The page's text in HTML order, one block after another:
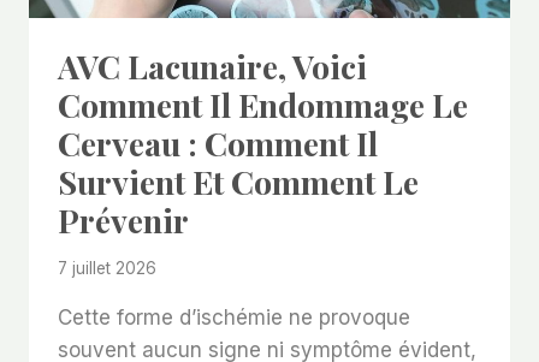
AVC Lacunaire, Voici
Comment Il Endommage Le
Cerveau : Comment Il
Survient Et Comment Le
Prévenir
7 juillet 2026
Cette forme d’ischémie ne provoque
souvent aucun signe ni symptôme évident,